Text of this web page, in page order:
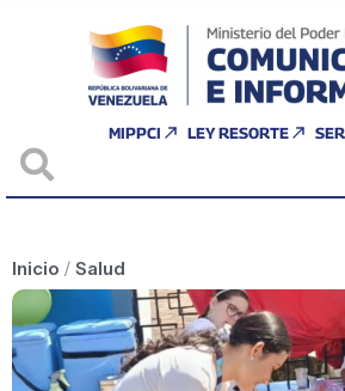
MIPPCI LEY RESORTE
Inicio / Salud